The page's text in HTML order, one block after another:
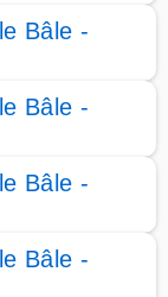
Bâle -
Bâle -
Bâle -
Bâle -